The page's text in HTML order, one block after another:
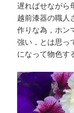
遅ればせながら
越前漆器の職
作りな為，ホン
強い，とは思っ
になって物色す